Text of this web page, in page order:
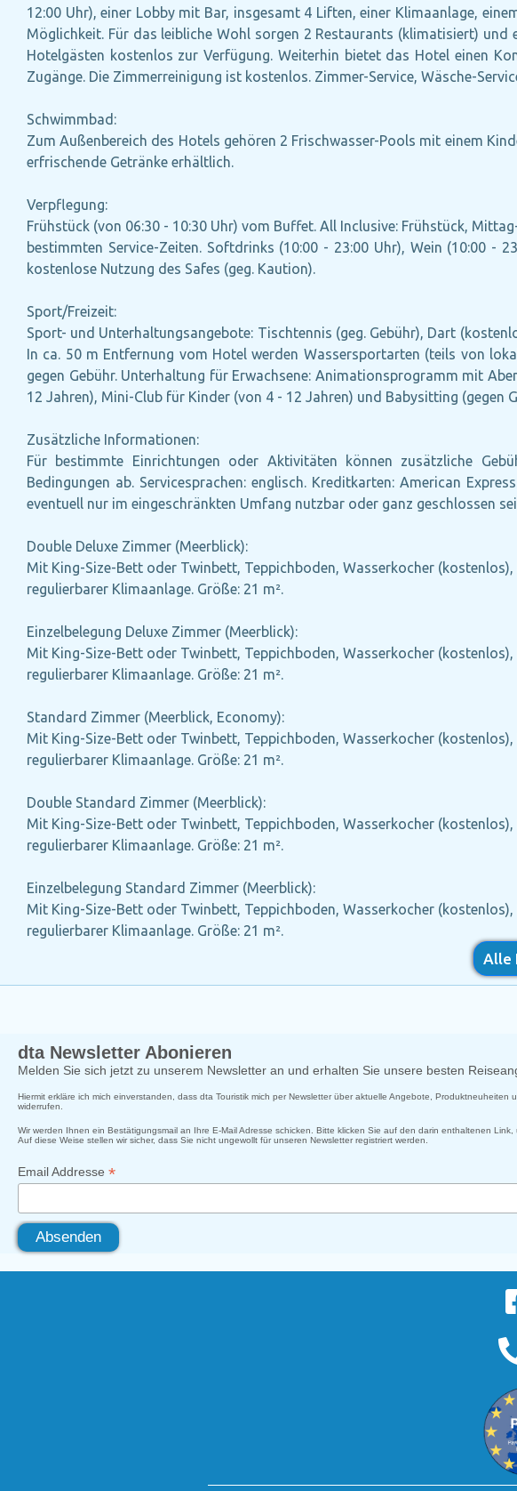
12:00 Uhr), einer Lobby mit Bar, insgesamt 4 Liften, einer Klimaanlage,
Möglichkeit. Für das leibliche Wohl sorgen 2 Restaurants (klimatisiert) und
Hotelgästen kostenlos zur Verfügung. Weiterhin bietet das Hotel einen
Zugänge. Die Zimmerreinigung ist kostenlos. Zimmer-Service, Wäsche-
Schwimmbad:
Zum Außenbereich des Hotels gehören 2 Frischwasser-Pools mit einem
erfrischende Getränke erhältlich.
Verpflegung:
Frühstück (von 06:30 - 10:30 Uhr) vom Buffet. All Inclusive: Frühstück,
bestimmten Service-Zeiten. Softdrinks (10:00 - 23:00 Uhr), Wein (10:00 -
kostenlose Nutzung des Safes (geg. Kaution).
Sport/Freizeit:
Sport- und Unterhaltungsangebote: Tischtennis (geg. Gebühr), Dart
In ca. 50 m Entfernung vom Hotel werden Wassersportarten (teils von
gegen Gebühr. Unterhaltung für Erwachsene: Animationsprogramm mit
12 Jahren), Mini-Club für Kinder (von 4 - 12 Jahren) und Babysitting (gegen
Zusätzliche Informationen:
Für bestimmte Einrichtungen oder Aktivitäten können zusätzliche
Bedingungen ab. Servicesprachen: englisch. Kreditkarten: American
eventuell nur im eingeschränkten Umfang nutzbar oder ganz geschlossen
Double Deluxe Zimmer (Meerblick):
Mit King-Size-Bett oder Twinbett, Teppichboden, Wasserkocher
regulierbarer Klimaanlage. Größe: 21 m².
Einzelbelegung Deluxe Zimmer (Meerblick):
Mit King-Size-Bett oder Twinbett, Teppichboden, Wasserkocher
regulierbarer Klimaanlage. Größe: 21 m².
Standard Zimmer (Meerblick, Economy):
Mit King-Size-Bett oder Twinbett, Teppichboden, Wasserkocher
regulierbarer Klimaanlage. Größe: 21 m².
Double Standard Zimmer (Meerblick):
Mit King-Size-Bett oder Twinbett, Teppichboden, Wasserkocher
regulierbarer Klimaanlage. Größe: 21 m².
Einzelbelegung Standard Zimmer (Meerblick):
Mit King-Size-Bett oder Twinbett, Teppichboden, Wasserkocher
regulierbarer Klimaanlage. Größe: 21 m².
Alle
dta Newsletter Abonieren
Melden Sie sich jetzt zu unserem Newsletter an und erhalten Sie unsere besten
Hiermit erkläre ich mich einverstanden, dass dta Touristik mich per Newsletter über aktuelle Angebote,
widerrufen.
Wir werden Ihnen ein Bestätigungsmail an Ihre E-Mail Adresse schicken. Bitte klicken Sie auf den darin enthaltenen Link,
Auf diese Weise stellen wir sicher, dass Sie nicht ungewollt für unseren Newsletter registriert werden.
Email Addresse *